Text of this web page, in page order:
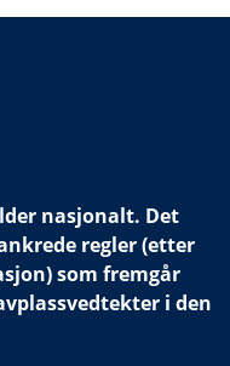
nasjonalt. Det
regler (etter
som fremgår
i den